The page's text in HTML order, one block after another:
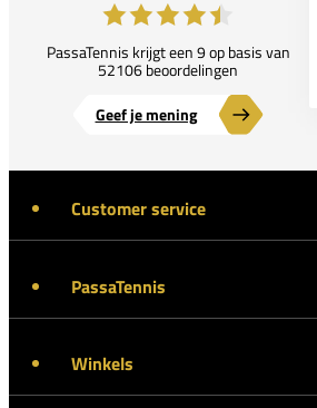
PassaTennis krijgt een 9 op basis van
52106 beoordelingen
Geef je mening
Customer service
PassaTennis
Winkels